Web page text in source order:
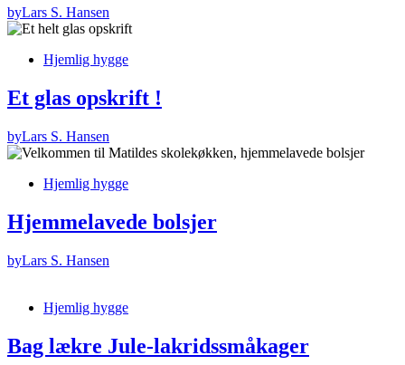
byLars S. Hansen
Hjemlig hygge
Et glas opskrift !
byLars S. Hansen
Hjemlig hygge
Hjemmelavede bolsjer
byLars S. Hansen
Hjemlig hygge
Bag lækre Jule-lakridssmåkager